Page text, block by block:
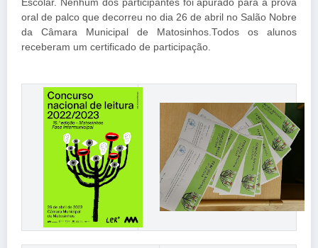
Escolar. Nenhum dos participantes foi apurado para a prova
oral de palco que decorreu no dia 26 de abril no Salão Nobre
da Câmara Municipal de Matosinhos.Todos os alunos
receberam um certificado de participação.